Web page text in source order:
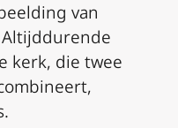
van
Altijddurende
kerk, die twee